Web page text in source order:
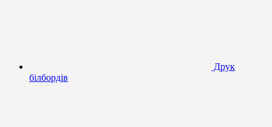
Друк
білбордів